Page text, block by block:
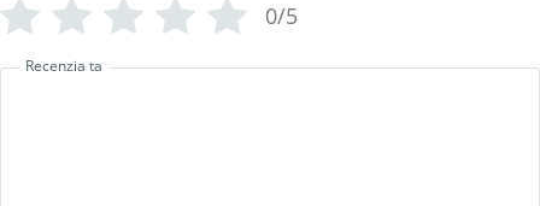
0/5
Recenzia ta